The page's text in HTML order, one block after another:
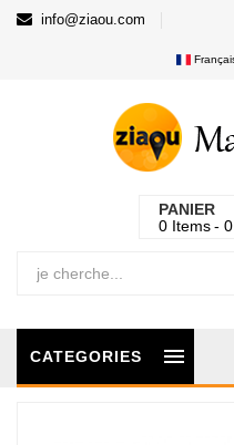
info@ziaou.com
PANIER
0 Items 0
CATEGORIES